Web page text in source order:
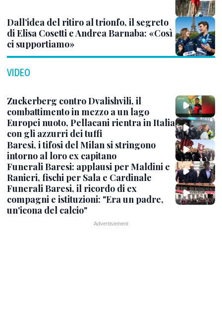
Dall’idea del ritiro al trionfo, il segreto
di Elisa Cosetti e Andrea Barnaba: «Così
ci supportiamo»
VIDEO
Zuckerberg contro Dvalishvili, il
combattimento in mezzo a un lago
Europei nuoto, Pellacani rientra in Italia
con gli azzurri dei tuffi
Baresi, i tifosi del Milan si stringono
intorno al loro ex capitano
Funerali Baresi: applausi per Maldini e
Ranieri, fischi per Sala e Cardinale
Funerali Baresi, il ricordo di ex
compagni e istituzioni: "Era un padre,
un'icona del calcio"